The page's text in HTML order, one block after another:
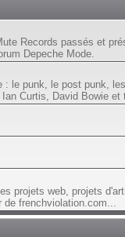
Records passés et
Depeche Mode.
: le punk, le post punk,
Curtis, David Bowie et
projets web, projets
frenchviolation.com...